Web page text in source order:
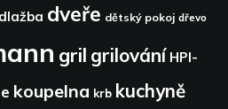
dlažba dveře dětský pokoj dřevo
gril grilování HPI-
koupelna krb kuchyně